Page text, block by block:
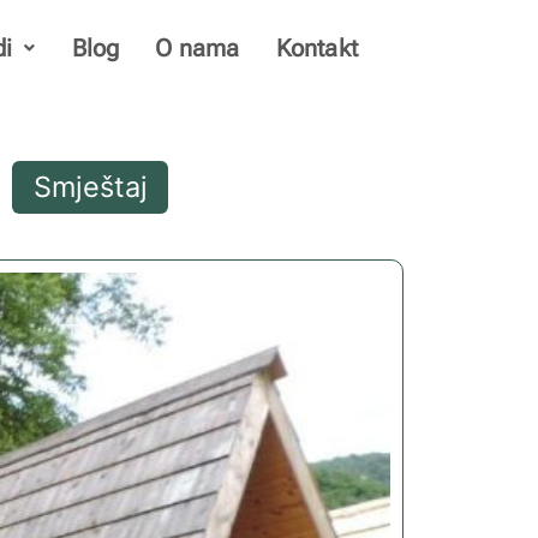
Blog O nama Kontakt
Smještaj